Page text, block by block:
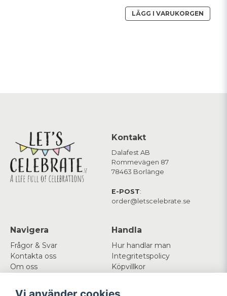
LÄGG I VARUKORGEN
Kontakt
Dalafest AB
Rommevägen 87
78463 Borlänge
E-POST:
order@letscelebrate.se
Navigera
Frågor & Svar
Kontakta oss
Om oss
Handla
Hur handlar man
Integritetspolicy
Köpvillkor